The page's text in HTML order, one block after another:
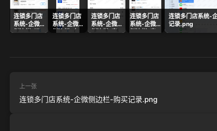
连锁多门店
系统-企微
侧边栏-记
连锁多门店
系统-企微
侧边栏-交
连锁多门店
系统-企微
侧边栏-客
连锁多门店
系统-企微
侧边栏-客
连锁多门店系统-
记录.png
上一张
连锁多门店系统-企微侧边栏-购买记录.png